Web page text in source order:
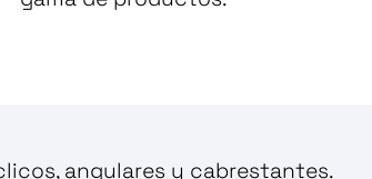
angulares y cabrestantes.